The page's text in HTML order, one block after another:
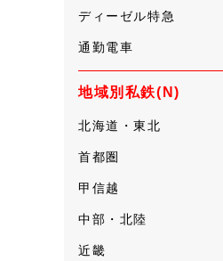
ディーゼル特急
通勤電車
地域別私鉄(N)
北海道・東北
首都圏
甲信越
中部・北陸
近畿